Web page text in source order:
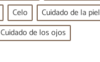
Celo
Cuidado de la piel
Cuidado de los ojos